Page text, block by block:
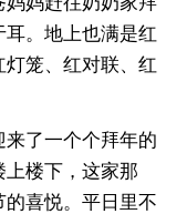
。地上也满是红
笼、红对联、红
了一个个拜年的
楼下，这家那
喜悦。平日里不